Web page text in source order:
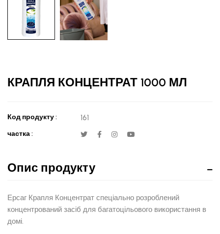
КРАПЛЯ КОНЦЕНТРАТ 1000 МЛ
Код продукту : 161
частка :
Опис продукту
Ерсаг Крапля Концентрат спеціально розроблений
концентрований засіб для багатоцільового використання в
домі.